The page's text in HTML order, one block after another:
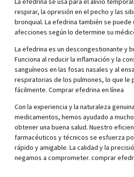
respirar, la opresión en el pecho y las
bronquial. La efedrina también se puede
afecciones según lo determine su
La efedrina es un descongestionante y
Funciona al reducir la inflamación y la
sanguíneos en las fosas nasales y al
respiratorias de los pulmones, lo que le
fácilmente. Comprar efedrina en línea
Con la experiencia y la naturaleza
medicamentos, hemos ayudado a
obtener una buena salud. Nuestro
farmacéuticos y técnicos se esfuerza
rápido y amigable. La calidad y la
negamos a comprometer. comprar